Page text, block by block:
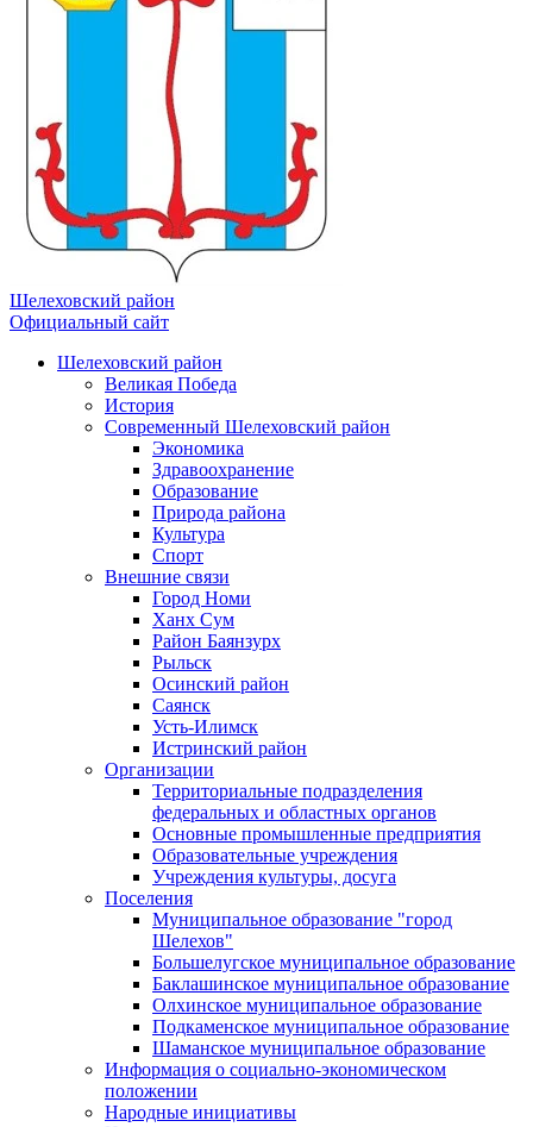
Шелеховский район
Официальный сайт
Шелеховский район
Великая Победа
История
Современный Шелеховский район
Экономика
Здравоохранение
Образование
Природа района
Культура
Спорт
Внешние связи
Город Номи
Ханх Сум
Район Баянзурх
Рыльск
Осинский район
Саянск
Усть-Илимск
Истринский район
Организации
Территориальные подразделения
федеральных и областных органов
Основные промышленные предприятия
Образовательные учреждения
Учреждения культуры, досуга
Поселения
Муниципальное образование "город
Шелехов"
Большелугское муниципальное образование
Баклашинское муниципальное образование
Олхинское муниципальное образование
Подкаменское муниципальное образование
Шаманское муниципальное образование
Информация о социально-экономическом
положении
Народные инициативы